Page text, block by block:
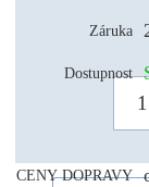
Záruka
Dostupnost
CENY DOPRAVY